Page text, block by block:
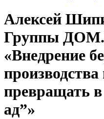
Алексей
Группы
«Внедрение
производства
превращать
ад”»